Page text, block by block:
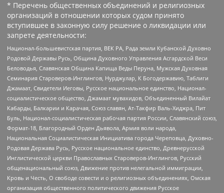
* Перечень общественных объединений и религиозных
организаций в отношении которых судом принято
вступившее в законную силу решение о ликвидации или
запрете деятельности:
Национал-большевистская партия, ВЕК РА, Рада земли Кубанской Духовно
Родовой Державы Русь, Община Духовного Управления Асгардской Веси
Беловодья, Славянская Община Капища Веды Перуна, Мужская Духовная
Семинария Староверов-Инглингов, Нурджулар, К Богодержавию, Таблиги
Джамаат, Свидетели Иеговы, Русское национальное единство, Национал-
социалистическое общество, Джамаат мувахидов, Объединенный Вилайат
Кабарды, Балкарии и Карачая, Союз славян, Ат-Такфир Валь-Хиджра, Пит
Буль, Национал-социалистическая рабочая партия России, Славянский союз,
Формат-18, Благородный Орден Дьявола, Армия воли народа,
Национальная Социалистическая Инициатива города Череповца, Духовно-
Родовая Держава Русь, Русское национальное единство, Древнерусской
Инглистической церкви Православных Староверов-Инглингов, Русский
общенациональный союз, Движение против нелегальной иммиграции,
Кровь и Честь, О свободе совести и о религиозных объединениях, Омская
организация общественного политического движения Русское